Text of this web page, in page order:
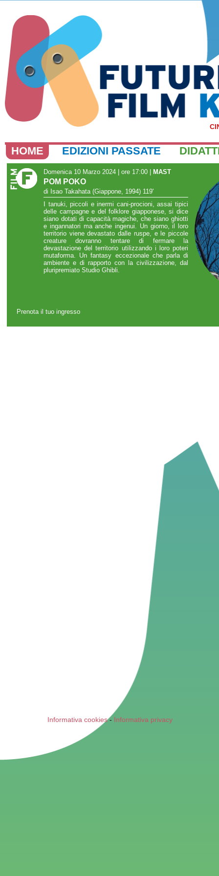
HOME EDIZIONI PASSATE
Domenica 10 Marzo 2024 | ore 17:00 MAST
POM POKO
di Isao Takahata (Giappone, 1994) 119'
I tanuki, piccoli e inermi cani-procioni, assai tipici
delle campagne e del folklore giapponese, si dice
siano dotati di capacità magiche, che siano ghiotti
e ingannatori ma anche ingenui. Un giorno, il loro
territorio viene devastato dalle ruspe, e le piccole
creature dovranno tentare di fermare la
devastazione del territorio utilizzando i loro poteri
mutaforma. Un fantasy eccezionale che parla di
ambiente e di rapporto con la civilizzazione, dal
pluripremiato Studio Ghibli.
Prenota il tuo ingresso
Informativa cookies- Informativa privacy